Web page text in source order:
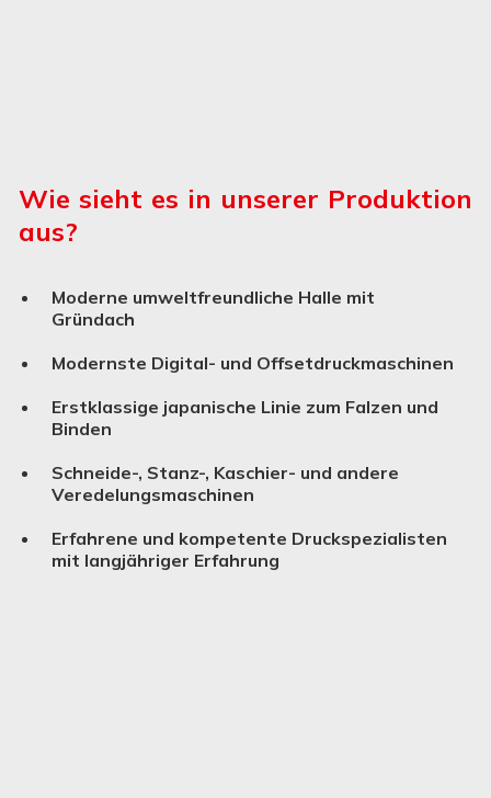
Wie sieht es in unserer Produktion
aus?
Moderne umweltfreundliche Halle mit
Gründach
Modernste Digital- und Offsetdruckmaschinen
Erstklassige japanische Linie zum Falzen und
Binden
Schneide-, Stanz-, Kaschier- und andere
Verede­lungs­ma­schinen
Erfahrene und kompetente Druckspezialisten
mit langjähriger Erfahrung